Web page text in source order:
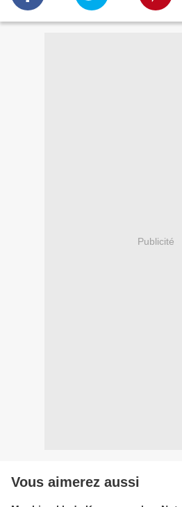
Publicité
Vous aimerez aussi